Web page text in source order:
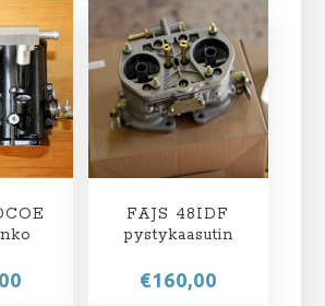
FAJS 48IDF
pystykaasutin
€160,00